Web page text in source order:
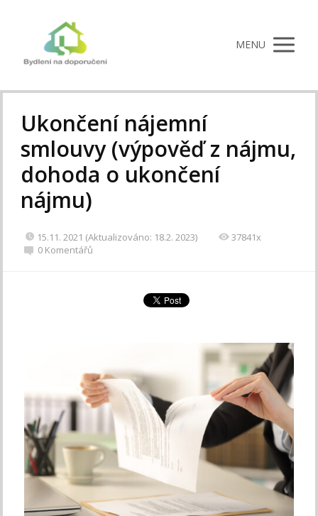
MENU
Ukončení nájemní
smlouvy (výpověď z nájmu,
dohoda o ukončení
nájmu)
15.11. 2021 (Aktualizováno: 18.2. 2023)
37841x
0 Komentářů